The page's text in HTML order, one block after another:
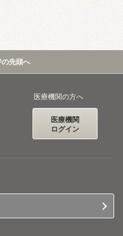
の先頭へ
医療機関の方へ
医療機関
ログイン